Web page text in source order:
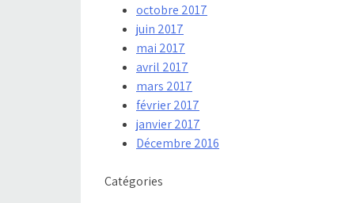
octobre 2017
juin 2017
mai 2017
avril 2017
mars 2017
février 2017
janvier 2017
Décembre 2016
Catégories